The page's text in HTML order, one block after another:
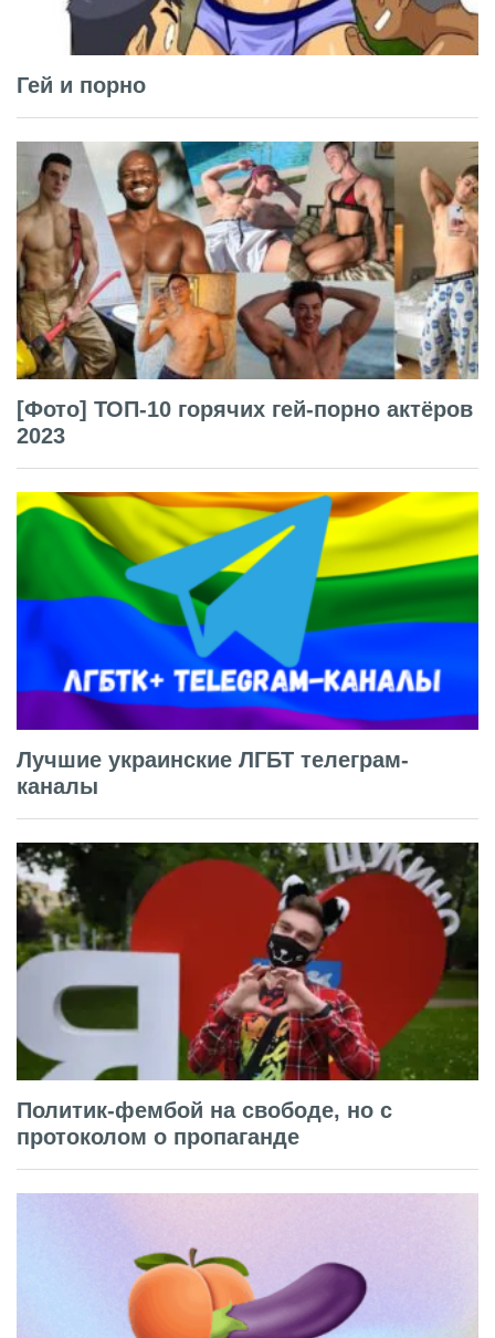
Гей и порно
[Фото] ТОП-10 горячих гей-порно актёров
2023
Лучшие украинские ЛГБТ телеграм-
каналы
Политик-фембой на свободе, но с
протоколом о пропаганде